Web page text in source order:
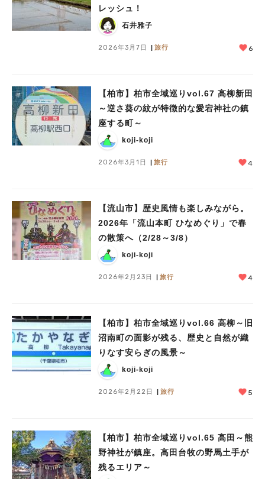
レッシュ！
石井雅子
2026年3月7日 旅行 6
【柏市】柏市全域巡りvol.67 高柳新田
～逆さ葵の紋が特徴的な愛宕神社の鎮
座する町～
koji-koji
2026年3月1日 旅行 4
【流山市】歴史風情も楽しみながら。
2026年「流山本町 ひなめぐり」で春
の散策へ（2/28～3/8）
koji-koji
2026年2月23日 旅行 4
【柏市】柏市全域巡りvol.66 高柳～旧
沼南町の面影が残る、歴史と自然が織
りなす安らぎの風景～
koji-koji
2026年2月22日 旅行 5
【柏市】柏市全域巡りvol.65 高田～熊
野神社が鎮座。高田台牧の野馬土手が
残るエリア～